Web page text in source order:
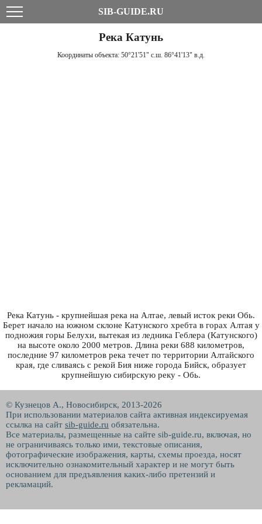
SIB-GUIDE.RU
Река Катунь
Координаты объекта: 50°21'51" с.ш. 86°41'13" в.д.
Река Катунь - крупнейшая река на Алтае, левый исток реки Обь.
Берет начало на южном склоне Катунского хребта в горах Алтая у
подножия горы Белухи, вытекая из ледника Геблера (Катунского)
на высоте около 2000 метров. Длина реки 688 километров,
последние 97 километров река течет по территории Алтайского
края, где сливаясь с рекой Бия ниже города Бийск, образует
крупнейшую сибирскую реку - Обь.
© Кузнецов А., Новосибирск, 2013-2026
При использовании материалов сайта активная индексируемая
ссылка на сайт sib-guide.ru обязательна.
Все материалы, размещенные на сайте sib-guide.ru, включая, но
не ограничиваясь только ими, текстовые описания,
фотографические изображения, карты, схемы проезда, носят
исключительно ознакомительный характер и не могут быть
основанием для предъявления каких-либо претензий и
рекламаций.